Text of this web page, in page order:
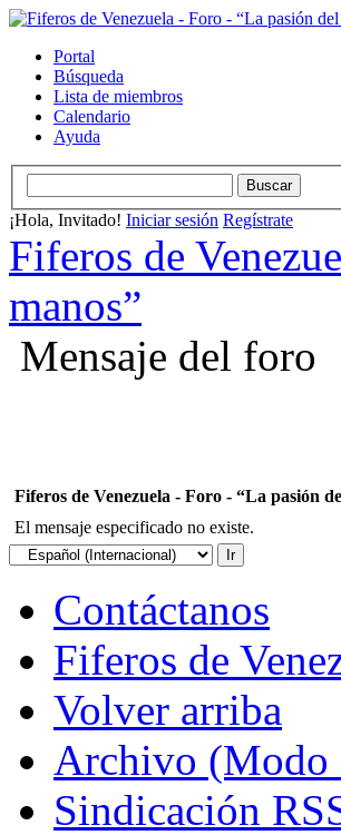
Portal
Búsqueda
Lista de miembros
Calendario
Ayuda
¡Hola, Invitado! Iniciar sesión Regístrate
Fiferos de
manos”
Mensaje del foro
Fiferos de Venezuela - Foro - “La pasión
El mensaje especificado no existe.
Contáctanos
Fiferos de
Volver arriba
Archivo (Modo
Sindicación